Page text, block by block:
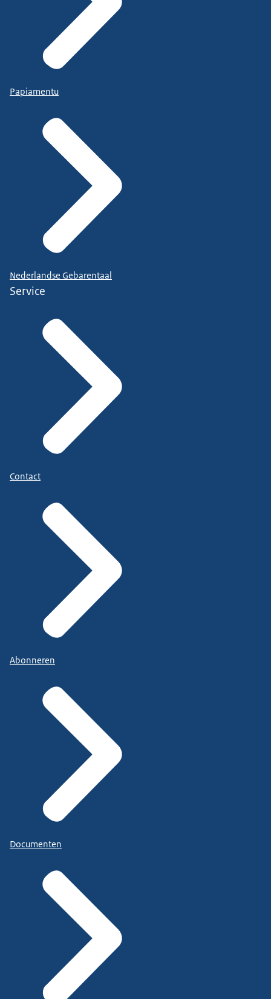
Papiamentu
Nederlandse Gebarentaal
Service
Contact
Abonneren
Documenten